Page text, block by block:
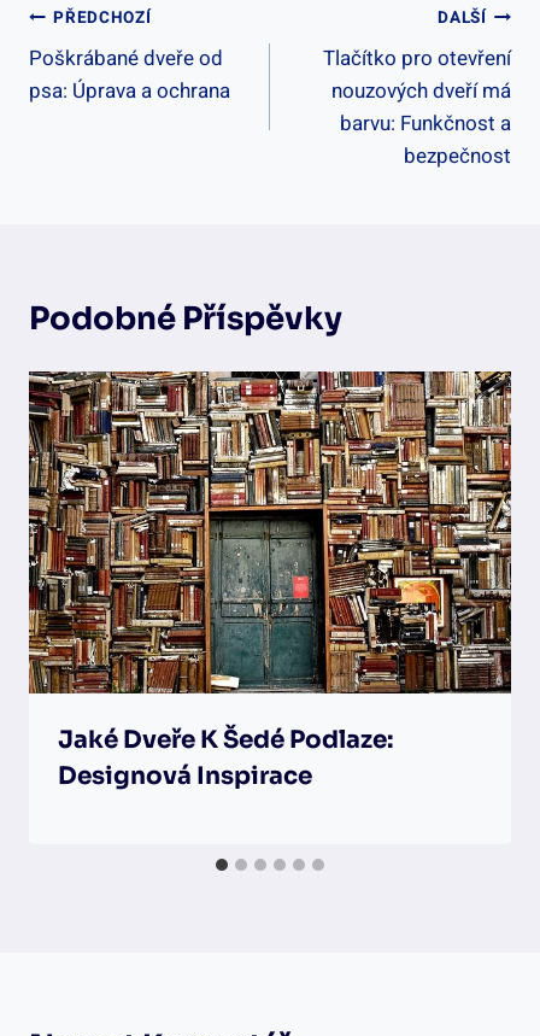
Navigace
Pro
Příspěvek
PŘEDCHOZÍ
Poškrábané dveře od
psa: Úprava a ochrana
DALŠÍ
Tlačítko pro otevření
nouzových dveří má
barvu: Funkčnost a
bezpečnost
Podobné Příspěvky
Jaké Dveře K Šedé Podlaze:
Designová Inspirace